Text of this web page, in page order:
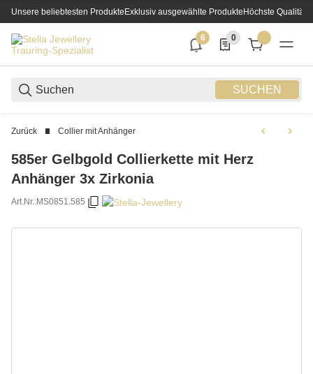
Unsere beliebtesten ProdukteExklusiv ausgewählte ProdukteHöchste Qualität
SUCHEN
6
6 neue Notifizierungen
0
0 Produkte in der
Zurück Collier mit Anhänger
585er Gelbgold Collierkette mit Herz
Anhänger 3x Zirkonia
Art.Nr.:MS0851.585